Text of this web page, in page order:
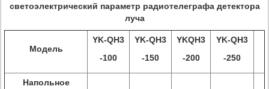
светоэлектрический параметр радиотелеграфа детектора
луча
Модель
YK-QH3
-100
YK-QH3
-150
YKQH3
-200
YK-QH3
-250
Напольное